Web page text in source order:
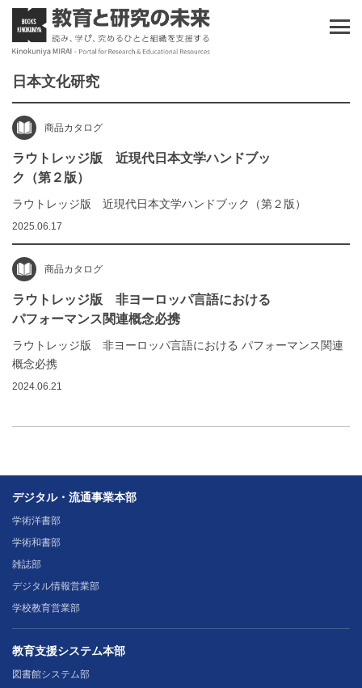
日本文化研究
商品カタログ
ラウトレッジ版 近現代日本文学ハンドブッ
ク（第２版）
ラウトレッジ版 近現代日本文学ハンドブック（第２版）
2025.06.17
商品カタログ
ラウトレッジ版 非ヨーロッパ言語における
パフォーマンス関連概念必携
ラウトレッジ版 非ヨーロッパ言語における パフォーマンス関連
概念必携
2024.06.21
デジタル・流通事業本部
学術洋書部
学術和書部
雑誌部
デジタル情報営業部
学校教育営業部
教育支援システム本部
図書館システム部